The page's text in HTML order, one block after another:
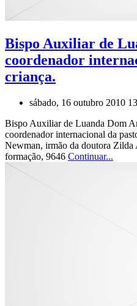
Bispo Auxiliar de
coordenador
criança.
sábado, 16 outubro 2010
Bispo Auxiliar de Luanda Dom
coordenador internacional da
Newman, irmão da doutora Zilda
formação, 9646 Continuar...